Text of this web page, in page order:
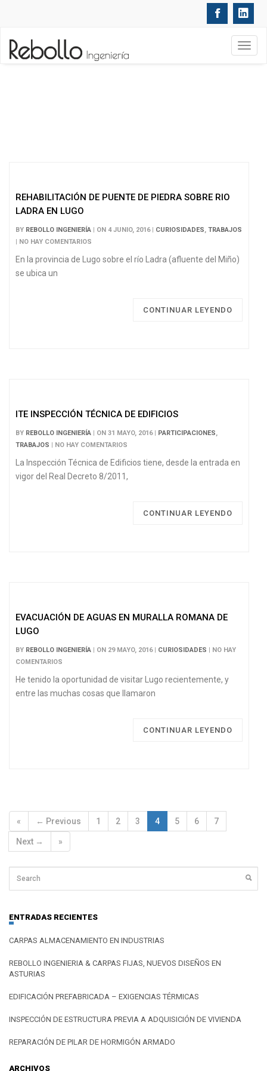
REHABILITACIÓN DE PUENTE DE PIEDRA SOBRE RIO
LADRA EN LUGO
BY REBOLLO INGENIERÍA | ON 4 JUNIO, 2016 | CURIOSIDADES, TRABAJOS
| NO HAY COMENTARIOS
En la provincia de Lugo sobre el río Ladra (afluente del Miño)
se ubica un
CONTINUAR LEYENDO
ITE INSPECCIÓN TÉCNICA DE EDIFICIOS
BY REBOLLO INGENIERÍA | ON 31 MAYO, 2016 | PARTICIPACIONES,
TRABAJOS | NO HAY COMENTARIOS
La Inspección Técnica de Edificios tiene, desde la entrada en
vigor del Real Decreto 8/2011,
CONTINUAR LEYENDO
EVACUACIÓN DE AGUAS EN MURALLA ROMANA DE
LUGO
BY REBOLLO INGENIERÍA | ON 29 MAYO, 2016 | CURIOSIDADES | NO HAY
COMENTARIOS
He tenido la oportunidad de visitar Lugo recientemente, y
entre las muchas cosas que llamaron
CONTINUAR LEYENDO
« ← Previous 1 2 3 4 5 6 7
Next → »
ENTRADAS RECIENTES
CARPAS ALMACENAMIENTO EN INDUSTRIAS
REBOLLO INGENIERIA & CARPAS FIJAS, NUEVOS DISEÑOS EN
ASTURIAS
EDIFICACIÓN PREFABRICADA – EXIGENCIAS TÉRMICAS
INSPECCIÓN DE ESTRUCTURA PREVIA A ADQUISICIÓN DE VIVIENDA
REPARACIÓN DE PILAR DE HORMIGÓN ARMADO
ARCHIVOS